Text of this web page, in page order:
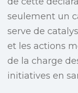
seulement un
serve de
et les actions
de la charge
initiatives en